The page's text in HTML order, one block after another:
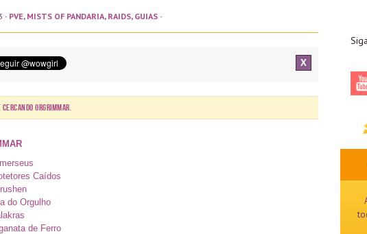
· PVE, MISTS OF PANDARIA, RAIDS, GUIAS ·
X
Cercando Orgrimmar.
Caídos
do Orgulho
de Ferro